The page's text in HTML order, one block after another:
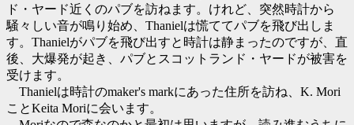
ド・ヤード近くのパブを訪ねます。けれど、突然時計から
騒々しい音が鳴り始め、Thanielは慌ててパブを飛び出しま
す。Thanielがパブを飛び出すと時計は静まったのですが、直
後、大爆発が起き、パブとスコットランド・ヤードが被害を
受けます。
Thanielは時計のmaker's markにあった住所を訪ね、K. Mori
ことKeita Moriに会います。